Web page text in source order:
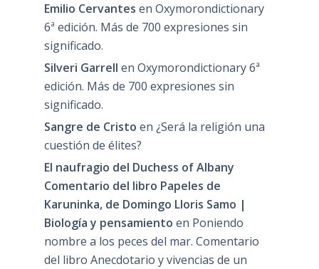
Emilio Cervantes en Oxymorondictionary
6ª edición. Más de 700 expresiones sin
significado.
Silveri Garrell en Oxymorondictionary 6ª
edición. Más de 700 expresiones sin
significado.
Sangre de Cristo en ¿Será la religión una
cuestión de élites?
El naufragio del Duchess of Albany
Comentario del libro Papeles de
Karuninka, de Domingo Lloris Samo |
Biología y pensamiento en Poniendo
nombre a los peces del mar. Comentario
del libro Anecdotario y vivencias de un